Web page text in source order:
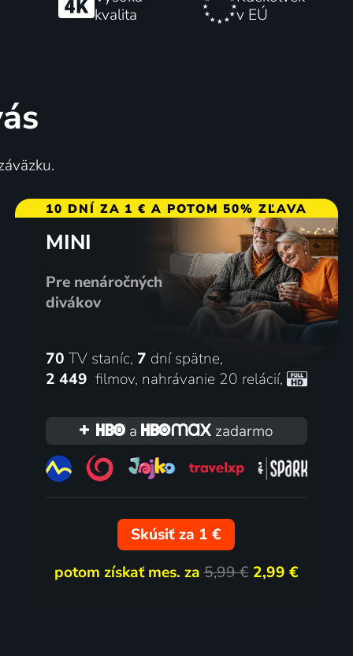
kvalita
v EÚ
10 DNÍ ZA 1 € A POTOM 50% ZĽAVA
MINI
Pre nenáročných
divákov
70 TV staníc, 7 dní spätne,
2 449 filmov, nahrávanie 20 relácií,
a zadarmo
Skúsiť za 1 €
potom získať mes. za5,99 € 2,99 €